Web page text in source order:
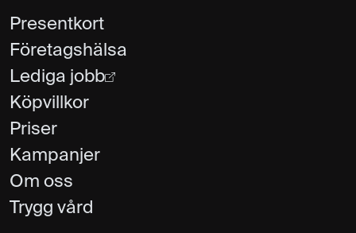
Presentkort
Företagshälsa
Lediga jobb
Köpvillkor
Priser
Kampanjer
Om oss
Trygg vård